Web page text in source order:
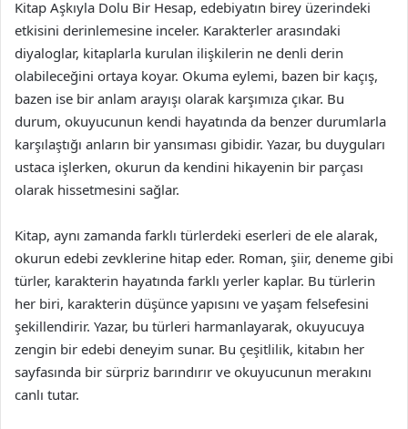
Kitap Aşkıyla Dolu Bir Hesap, edebiyatın birey üzerindeki
etkisini derinlemesine inceler. Karakterler arasındaki
diyaloglar, kitaplarla kurulan ilişkilerin ne denli derin
olabileceğini ortaya koyar. Okuma eylemi, bazen bir kaçış,
bazen ise bir anlam arayışı olarak karşımıza çıkar. Bu
durum, okuyucunun kendi hayatında da benzer durumlarla
karşılaştığı anların bir yansıması gibidir. Yazar, bu duyguları
ustaca işlerken, okurun da kendini hikayenin bir parçası
olarak hissetmesini sağlar.
Kitap, aynı zamanda farklı türlerdeki eserleri de ele alarak,
okurun edebi zevklerine hitap eder. Roman, şiir, deneme gibi
türler, karakterin hayatında farklı yerler kaplar. Bu türlerin
her biri, karakterin düşünce yapısını ve yaşam felsefesini
şekillendirir. Yazar, bu türleri harmanlayarak, okuyucuya
zengin bir edebi deneyim sunar. Bu çeşitlilik, kitabın her
sayfasında bir sürpriz barındırır ve okuyucunun merakını
canlı tutar.